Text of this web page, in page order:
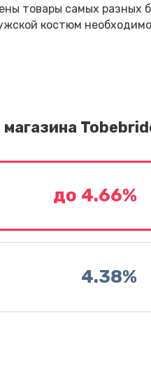
товары самых разных
костюм
до 4.66%
4.38%